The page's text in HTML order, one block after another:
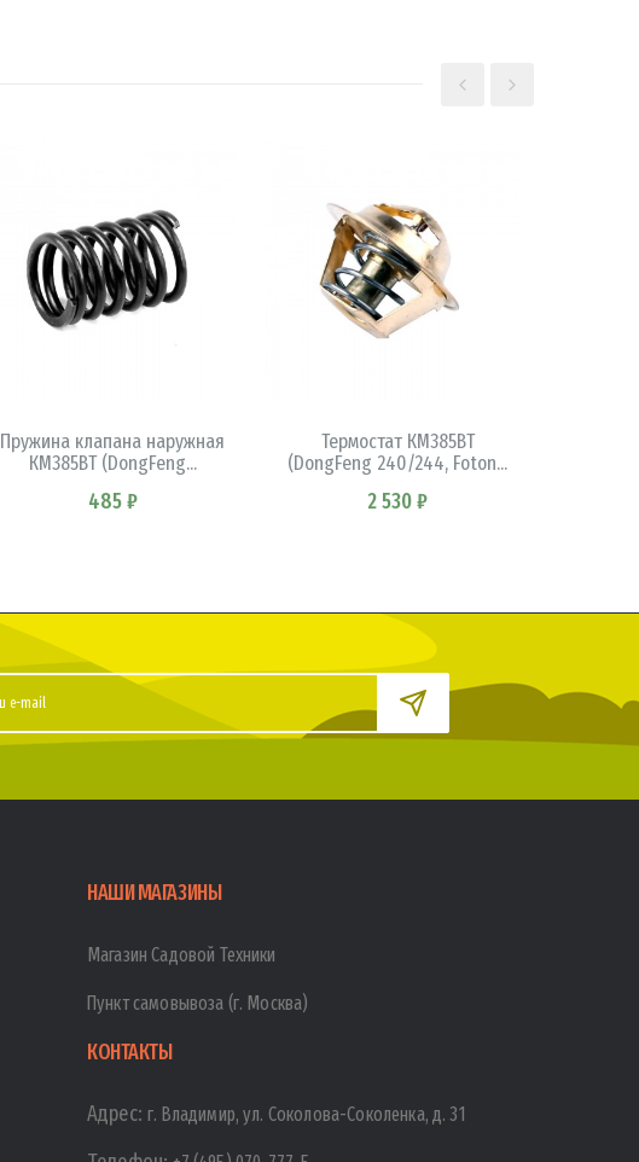
Пружина клапана наружная
КМ385ВТ (DongFeng...
485 ₽
Термостат КМ385ВТ
(DongFeng 240/244, Foton...
2 530 ₽
НАШИ МАГАЗИНЫ
Магазин Садовой Техники
Пункт самовывоза (г. Москва)
КОНТАКТЫ
Адрес:г. Владимир, ул. Соколова-Соколенка, д. 31